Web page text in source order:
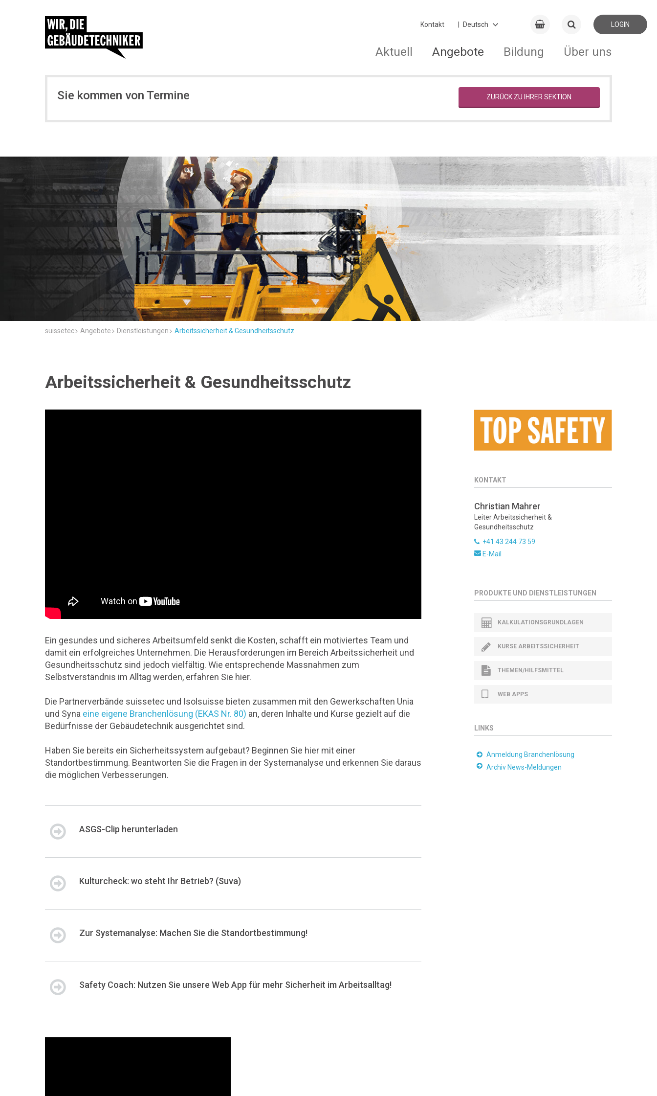
Kontakt LOGIN
Aktuell Angebote Bildung Über uns
Sie kommen von Termine ZURÜCK ZU IHRER SEKTION
suissetec Angebote Dienstleistungen Arbeitssicherheit & Gesundheitsschutz
Arbeitssicherheit & Gesundheitsschutz
Ein gesundes und sicheres Arbeitsumfeld senkt die Kosten, schafft ein motiviertes Team und
damit ein erfolgreiches Unternehmen. Die Herausforderungen im Bereich Arbeitssicherheit und
Gesundheitsschutz sind jedoch vielfältig. Wie entsprechende Massnahmen zum
Selbstverständnis im Alltag werden, erfahren Sie hier.
Die Partnerverbände suissetec und Isolsuisse bieten zusammen mit den Gewerkschaften Unia
und Syna eine eigene Branchenlösung (EKAS Nr. 80) an, deren Inhalte und Kurse gezielt auf die
Bedürfnisse der Gebäudetechnik ausgerichtet sind.
Haben Sie bereits ein Sicherheitssystem aufgebaut? Beginnen Sie hier mit einer
Standortbestimmung. Beantworten Sie die Fragen in der Systemanalyse und erkennen Sie daraus
die möglichen Verbesserungen.
ASGS-Clip herunterladen
Kulturcheck: wo steht Ihr Betrieb? (Suva)
Zur Systemanalyse: Machen Sie die Standortbestimmung!
Safety Coach: Nutzen Sie unsere Web App für mehr Sicherheit im Arbeitsalltag!
KONTAKT
Christian Mahrer
Leiter Arbeitssicherheit &
Gesundheitsschutz
+41 43 244 73 59
E-Mail
PRODUKTE UND DIENSTLEISTUNGEN
KALKULATIONSGRUNDLAGEN
KURSE ARBEITSSICHERHEIT
THEMEN/HILFSMITTEL
WEB APPS
LINKS
Anmeldung Branchenlösung
Archiv News-Meldungen